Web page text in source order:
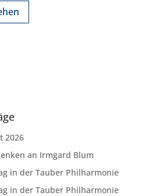
2026
an Irmgard Blum
in der Tauber Philharmonie
in der Tauber Philharmonie